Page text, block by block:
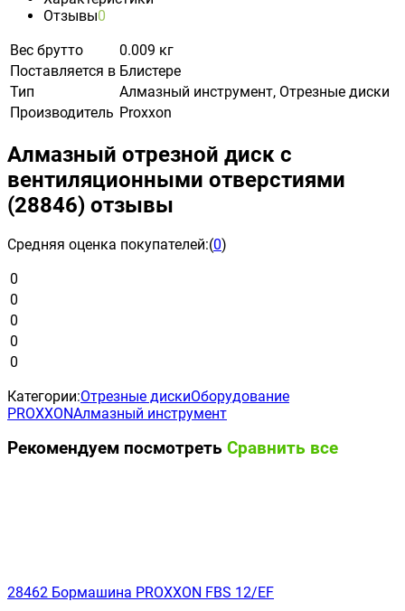
Отзывы0
Вес брутто
0.009 кг
Поставляется в Блистере
Тип
Алмазный инструмент, Отрезные диски
Производитель Proxxon
Алмазный отрезной диск с
вентиляционными отверстиями
(28846) отзывы
Средняя оценка покупателей:(0)
0
0
0
0
0
Категории:Отрезные дискиОборудование
PROXXONАлмазный инструмент
Рекомендуем посмотреть Сравнить все
28462 Бормашина PROXXON FBS 12/ЕF